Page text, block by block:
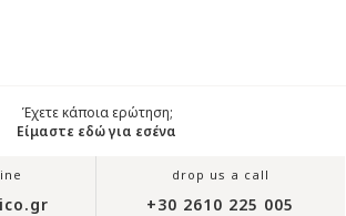
Έχετε κάποια ερώτηση;
Είμαστε εδώ για εσένα
drop us a call
+30 2610 225 005